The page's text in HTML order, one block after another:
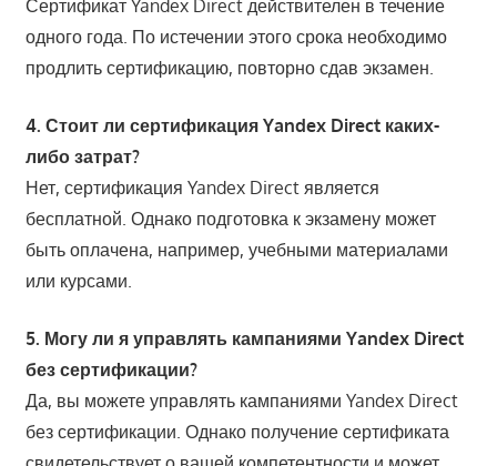
Сертификат Yandex Direct действителен в течение
одного года. По истечении этого срока необходимо
продлить сертификацию, повторно сдав экзамен.
4. Стоит ли сертификация Yandex Direct каких-
либо затрат?
Нет, сертификация Yandex Direct является
бесплатной. Однако подготовка к экзамену может
быть оплачена, например, учебными материалами
или курсами.
5. Могу ли я управлять кампаниями Yandex Direct
без сертификации?
Да, вы можете управлять кампаниями Yandex Direct
без сертификации. Однако получение сертификата